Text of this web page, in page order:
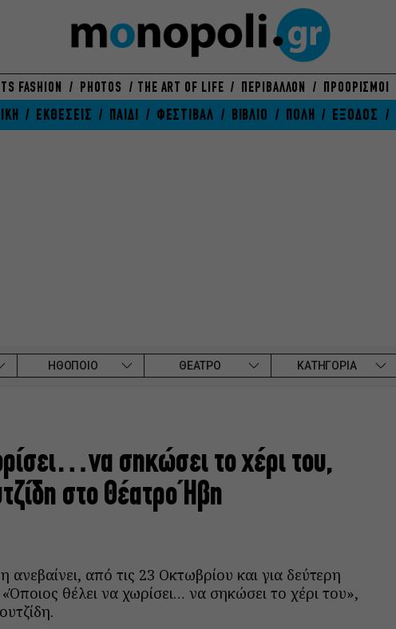
FASHION PHOTOS THE ART OF LIFE ΠΕΡΙΒΑΛΛΟΝ ΠΡΟΟΡΙΣΜΟΙ
ΕΚΘΕΣΕΙΣ ΠΑΙΔΙ ΦΕΣΤΙΒΑΛ ΒΙΒΛΙΟ ΠΟΛΗ ΕΞΟΔΟΣ
ΗΘΟΠΟΙΟ ΘΕΑΤΡΟ ΚΑΤΗΓΟΡΙΑ
σηκώσει το χέρι του,
στο Θέατρο Ήβη
από τις 23 Οκτωβρίου και για δεύτερη
θέλει να χωρίσει… να σηκώσει το χέρι του»,